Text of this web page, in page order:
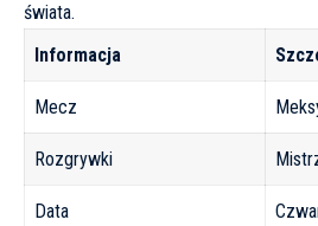
świata.
Informacja
Mecz
Rozgrywki
Data